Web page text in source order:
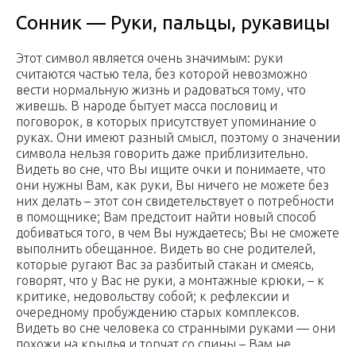
Сонник — Руки, пальцы, рукавицы
Этот символ является очень значимым: руки
считаются частью тела, без которой невозможно
вести нормальную жизнь и радоваться тому, что
живешь. В народе бытует масса пословиц и
поговорок, в которых присутствует упоминание о
руках. Они имеют разный смысл, поэтому о значении
символа нельзя говорить даже приблизительно.
Видеть во сне, что Вы ищите очки и понимаете, что
они нужны Вам, как руки, Вы ничего не можете без
них делать – этот сон свидетельствует о потребности
в помощнике; Вам предстоит найти новый способ
добиваться того, в чем Вы нуждаетесь; Вы не сможете
выполнить обещанное. Видеть во сне родителей,
которые ругают Вас за разбитый стакан и смеясь,
говорят, что у Вас не руки, а монтажные крюки, – к
критике, недовольству собой; к рефлексии и
очередному пробуждению старых комплексов.
Видеть во сне человека со странными руками — они
похожи на крылья и торчат со спины – Вам не